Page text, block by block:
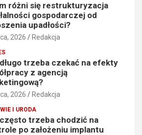
różni się restrukturyzacja
gospodarczej od
upadłości?
2026 Redakcja
trzeba czekać na efekty
z agencją
2026 Redakcja
I URODA
trzeba chodzić na
po założeniu implantu